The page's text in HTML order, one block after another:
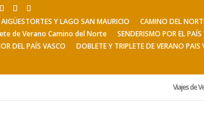
Y LAGO SAN MAURICIO
CAMINO DEL
de Verano Camino del Norte SENDERISMO POR EL PAÍS
DEL PAÍS VASCO DOBLETE Y TRIPLETE DE VERANO
Viajes de